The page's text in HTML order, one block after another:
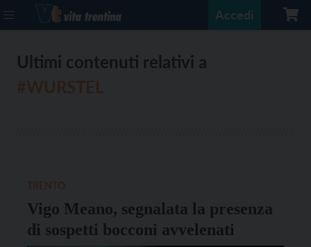
Accedi
Ultimi contenuti relativi a
Vigo Meano, segnalata la presenza
di sospetti bocconi avvelenati